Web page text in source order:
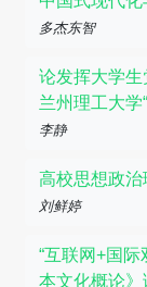
多杰东智
论发挥大学
兰州理工大学
李静
高校思想政
刘鲜婷
“互联网+国际
本文化概论》